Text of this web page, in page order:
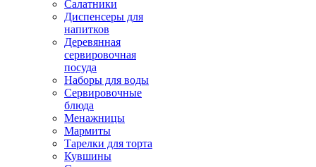
Салатники
Диспенсеры для
напитков
Деревянная
сервировочная
посуда
Наборы для воды
Сервировочные
блюда
Менажницы
Мармиты
Тарелки для торта
Кувшины